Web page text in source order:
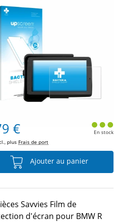
€
plus Frais de port
En stock
Ajouter au panier
Savvies Film de
d'écran pour BMW R